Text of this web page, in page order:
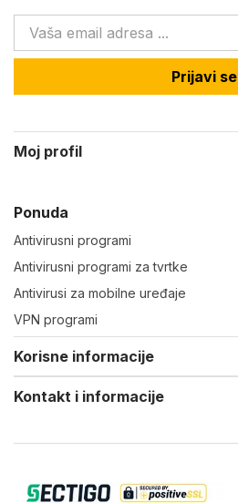
Prijavi se
Moj profil
Ponuda
Antivirusni programi
Antivirusni programi za tvrtke
Antivirusi za mobilne uređaje
VPN programi
Korisne informacije
Kontakt i informacije